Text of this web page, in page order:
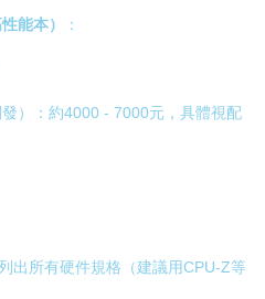
能本） ：
）：約4000 - 7000元，具體視配
出所有硬件規格（建議用CPU-Z等